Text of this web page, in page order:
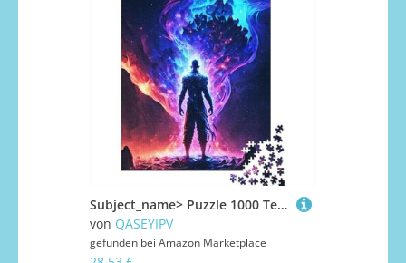
Subject_name> Puzzle 1000 Teile für Erwachsene aus Holz, Lernspiel, Herausforderung Spielzeug 1000 Teile (75 x 50 cm)
von QASEYIPV
gefunden bei Amazon Marketplace